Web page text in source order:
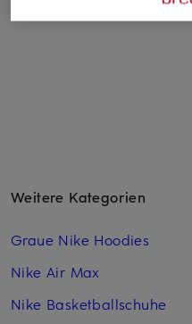
Weitere Kategorien
Graue Nike Hoodies
Nike Air Max
Nike Basketballschuhe